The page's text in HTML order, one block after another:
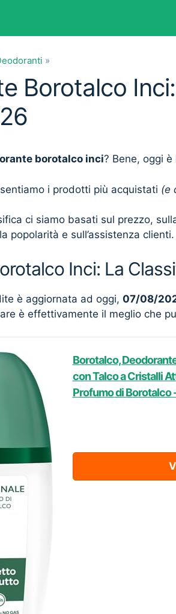
»
Borotalco
borotalco inci? Bene, oggi
i prodotti più acquistati (e
ci siamo basati sul prezzo,
popolarità e sull’assistenza clienti.
Inci: La
è aggiornata ad oggi, 07/08/
è effettivamente il meglio che
Borotalco,
con Talco a Cristalli
Profumo di Borotalco